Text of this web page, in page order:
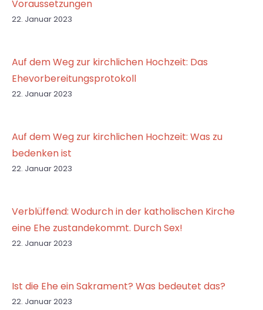
Voraussetzungen
22. Januar 2023
Auf dem Weg zur kirchlichen Hochzeit: Das
Ehevorbereitungsprotokoll
22. Januar 2023
Auf dem Weg zur kirchlichen Hochzeit: Was zu
bedenken ist
22. Januar 2023
Verblüffend: Wodurch in der katholischen Kirche
eine Ehe zustandekommt. Durch Sex!
22. Januar 2023
Ist die Ehe ein Sakrament? Was bedeutet das?
22. Januar 2023